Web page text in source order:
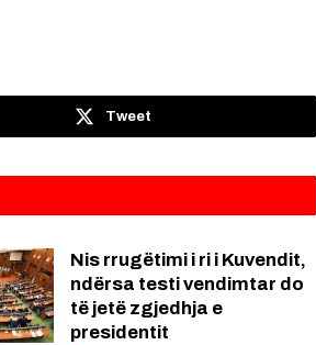
Tweet
Nis rrugëtimi i ri i Kuvendit,
ndërsa testi vendimtar do
të jetë zgjedhja e
presidentit